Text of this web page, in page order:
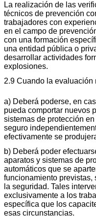
La realización de las
técnicos de prevención
trabajadores con
en el campo de
con una formación
una entidad pública o
desarrollar actividades
explosiones.
2.9 Cuando la evaluación
a) Deberá poderse, en
pueda comportar nuevos
sistemas de protección
seguro
efectivamente se
b) Deberá poder
aparatos y sistemas de
automáticos que se
funcionamiento previstas,
la seguridad. Tales
exclusivamente a los
específica que los
esas circunstancias.